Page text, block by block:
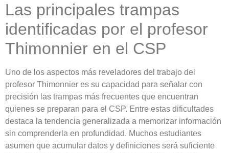
Las principales trampas
identificadas por el profesor
Thimonnier en el CSP
Uno de los aspectos más reveladores del trabajo del
profesor Thimonnier es su capacidad para señalar con
precisión las trampas más frecuentes que encuentran
quienes se preparan para el CSP. Entre estas dificultades
destaca la tendencia generalizada a memorizar información
sin comprenderla en profundidad. Muchos estudiantes
asumen que acumular datos y definiciones será suficiente